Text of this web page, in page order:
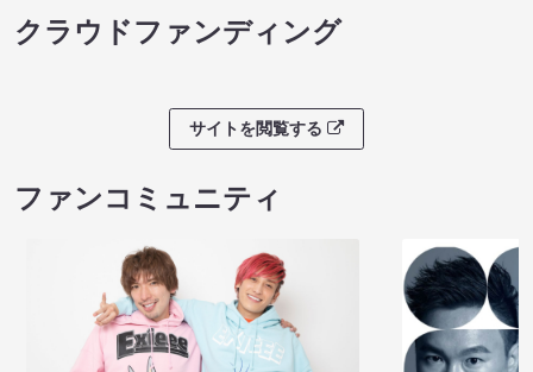
クラウドファンディング
サイトを閲覧する
ファンコミュニティ